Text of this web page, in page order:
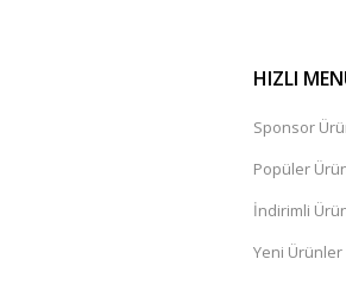
HIZLI
Sponsor
Popüler
İndirimli
Yeni Ürünler